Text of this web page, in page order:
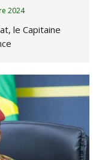
2024
le Capitaine